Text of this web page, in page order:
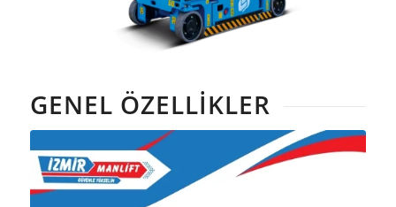
GENEL ÖZELLIKLER